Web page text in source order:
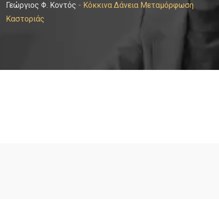
Γεώργιος Φ. Κοντός - Κόκκινα Δάνεια Μεταμόρφωση
Καστοριάς